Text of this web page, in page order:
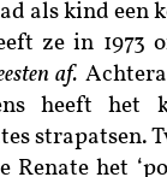
als kind een
ze in 1973
af.
heeft het
strapatsen.
Renate het